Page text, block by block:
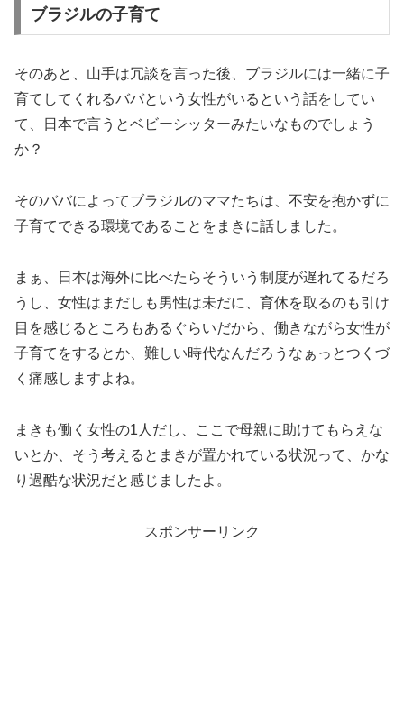
ブラジルの子育て
そのあと、山手は冗談を言った後、ブラジルには一緒に子
育てしてくれるババという女性がいるという話をしてい
て、日本で言うとベビーシッターみたいなものでしょう
か？
そのババによってブラジルのママたちは、不安を抱かずに
子育てできる環境であることをまきに話しました。
まぁ、日本は海外に比べたらそういう制度が遅れてるだろ
うし、女性はまだしも男性は未だに、育休を取るのも引け
目を感じるところもあるぐらいだから、働きながら女性が
子育てをするとか、難しい時代なんだろうなぁっとつくづ
く痛感しますよね。
まきも働く女性の1人だし、ここで母親に助けてもらえな
いとか、そう考えるとまきが置かれている状況って、かな
り過酷な状況だと感じましたよ。
スポンサーリンク